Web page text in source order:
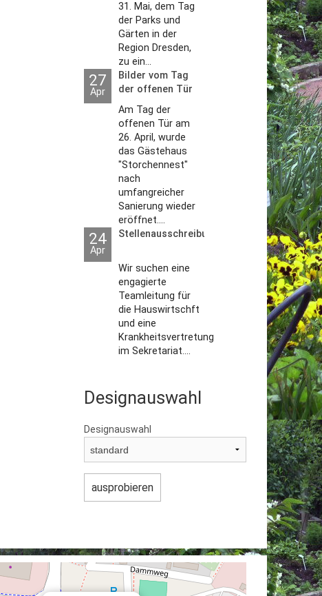
31. Mai, dem Tag
der Parks und
Gärten in der
Region Dresden,
zu ein...
27
Apr
Bilder vom Tag
der offenen Tür
2026
Am Tag der
offenen Tür am
26. April, wurde
das Gästehaus
"Storchennest"
nach
umfangreicher
Sanierung wieder
eröffnet....
24
Apr
Stellenausschreibungen
Wir suchen eine
engagierte
Teamleitung für
die Hauswirtschft
und eine
Krankheitsvertretung
im Sekretariat....
Designauswahl
Designauswahl